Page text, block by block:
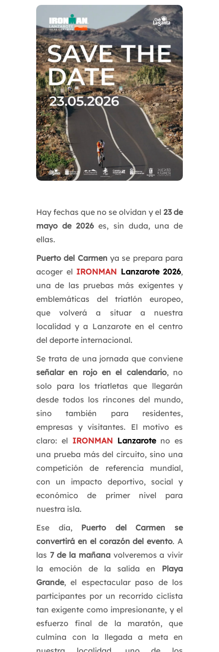
Hay fechas que no se olvidan y el 23 de
mayo de 2026 es, sin duda, una de
ellas.
Puerto del Carmen ya se prepara para
acoger el IRONMAN Lanzarote 2026,
una de las pruebas más exigentes y
emblemáticas del triatlón europeo,
que volverá a situar a nuestra
localidad y a Lanzarote en el centro
del deporte internacional.
Se trata de una jornada que conviene
señalar en rojo en el calendario, no
solo para los triatletas que llegarán
desde todos los rincones del mundo,
sino también para residentes,
empresas y visitantes. El motivo es
claro: el IRONMAN Lanzaroteno es
una prueba más del circuito, sino una
competición de referencia mundial,
con un impacto deportivo, social y
económico de primer nivel para
nuestra isla.
Ese día, Puerto del Carmen se
convertirá en el corazón del evento. A
las 7 de la mañanavolveremos a vivir
la emoción de la salida en Playa
Grande, el espectacular paso de los
participantes por un recorrido ciclista
tan exigente como impresionante, y el
esfuerzo final de la maratón, que
culmina con la llegada a meta en